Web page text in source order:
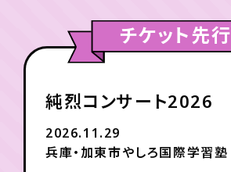
チケット先行
純烈コンサート2026
2026.11.29
兵庫・加東市やしろ国際学習塾